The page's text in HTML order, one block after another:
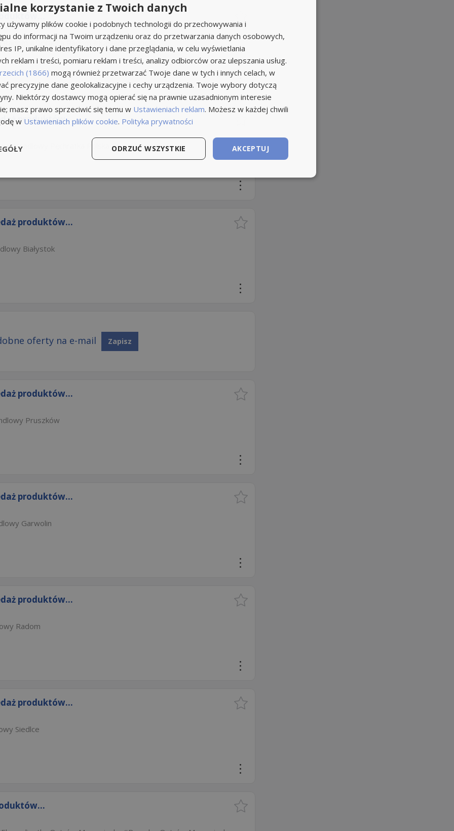
Doradca Radom
Kasjerka Radom
produktów...
Handlowy Pęchratka Polska
produktów...
Białystok
oferty na e-mail Zapisz
produktów...
Pruszków
produktów...
Garwolin
produktów...
Radom
produktów...
Siedlce
korzystanie z Twoich danych
używamy plików cookie i podobnych technologii do przechowywania i
do informacji na Twoim urządzeniu oraz do przetwarzania danych osobowych,
IP, unikalne identyfikatory i dane przeglądania, w celu wyświetlania
reklam i treści, pomiaru reklam i treści, analizy odbiorców oraz ulepszania usług.
(1866) mogą również przetwarzać Twoje dane w tych i innych celach, w
precyzyjne dane geolokalizacyjne i cechy urządzenia. Twoje wybory dotyczą
Niektórzy dostawcy mogą opierać się na prawnie uzasadnionym interesie
masz prawo sprzeciwić się temu w Ustawieniach reklam. Możesz w każdej chwili
w Ustawieniach plików cookie. Polityka prywatności
AKCEPTUJ
ODRZUĆ WSZYSTKIE